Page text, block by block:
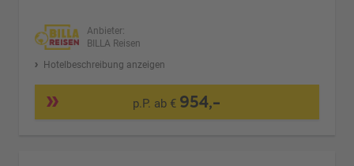
Anbieter:
BILLA Reisen
Hotelbeschreibung anzeigen
p.P. ab € 954,-